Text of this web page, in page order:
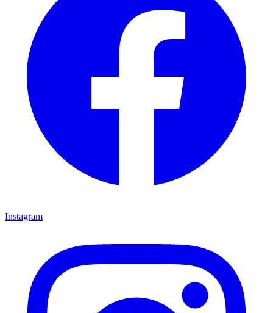
Instagram